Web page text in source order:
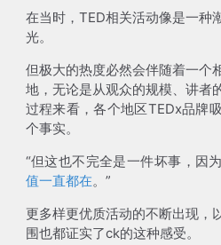
在当时，TED相关活动像是一种
光。
但极大的热度必然会伴随着一个
地，无论是从观众的规模、讲者
过程来看，各个地区TEDx品牌
个事实。
“但这也不完全是一件坏事，因为
值一直都在。”
更多样更优质活动的不断出现，
围也都证实了ck的这种感受。